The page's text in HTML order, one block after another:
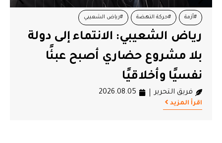
#أزمة #حركة النهضة #رياض الشعيبي
رياض الشعيبي: الانتماء إلى دولة
بلا مشروع حضاري أصبح عبئًا
نفسيًا وأخلاقيًا
فريق التحرير 2026.08.05
اقرأ المزيد